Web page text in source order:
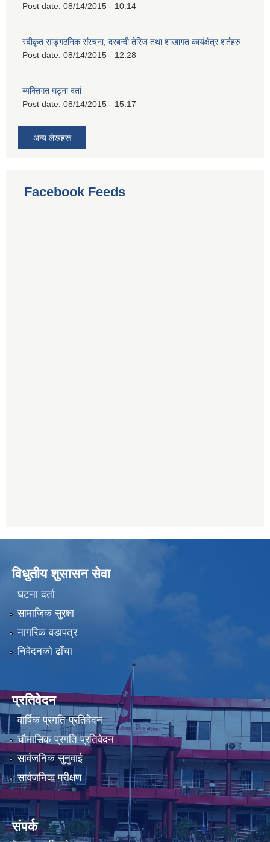
Post date: 08/14/2015 - 10:14
स्वीकृत साङ्गठनिक संरचना, दरबन्दी तेरिज तथा शाखागत कार्यक्षेत्र शर्तहरु
Post date: 08/14/2015 - 12:28
ब्यक्तिगत घट्ना दर्ता
Post date: 08/14/2015 - 15:17
अन्य लेखहरू
Facebook Feeds
विधुतीय शुसासन सेवा
घटना दर्ता
सामाजिक सुरक्षा
नागरिक वडापत्र
निवेदनको ढाँचा
प्रतिवेदन
वार्षिक प्रगति प्रतिवेदन
चौमासिक प्रगति प्रतिवेदन
सार्वजनिक सुनुवाई
सार्वजनिक परीक्षण
संपर्क